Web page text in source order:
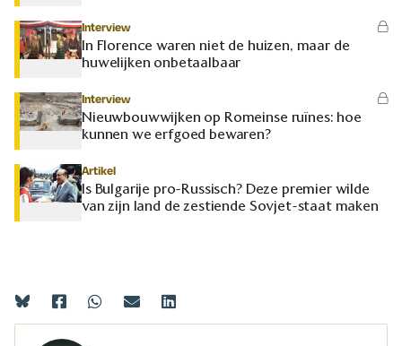
Interview
In Florence waren niet de huizen, maar de
huwelijken onbetaalbaar
Interview
Nieuwbouwwijken op Romeinse ruïnes: hoe
kunnen we erfgoed bewaren?
Artikel
Is Bulgarije pro-Russisch? Deze premier wilde
van zijn land de zestiende Sovjet-staat maken